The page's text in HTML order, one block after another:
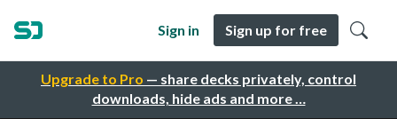
Upgrade to Pro — share decks privately, control
downloads, hide ads and more …
Sign in Sign up for free